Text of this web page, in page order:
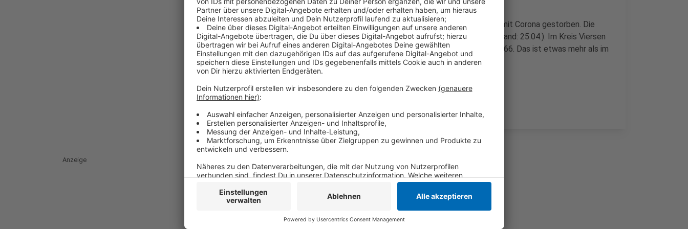
Seit Beginn der Pandemie sind 265 Krefelder im Zusammenhang mit Corona gestorben. Die
Inzidenz ist im Vergleich zum Vortag gesunken - auf jetzt 577 (Stand: 25.04.). Im Kreis Viersen
steigt die Zahl der Neuinfektionen binnen einer Woche auf jetzt 766. Das ist etwas mehr als im
NRW-weiten Durchschnitt.
Anzeige